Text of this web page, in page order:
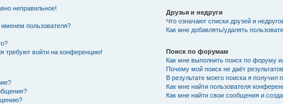
неправильное!
пользователя?
требуют войти на конференцию!
Друзья и недруги
Что означают списки друзей и
Как мне добавлять/удалять
Поиск по форумам
Как мне выполнить поиск по форуму
Почему мой поиск не даёт
В результате моего поиска я получил
Как мне найти пользователя
Как мне найти свои сообщения и